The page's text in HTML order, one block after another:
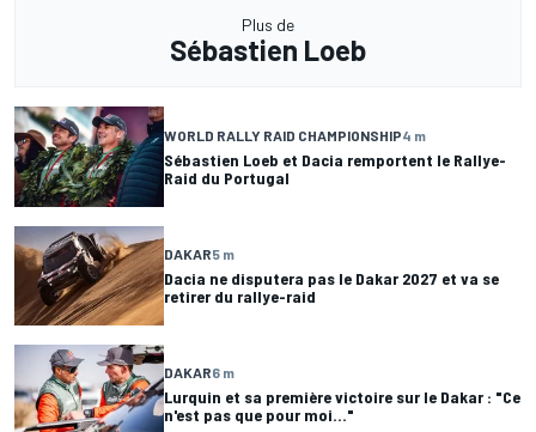
Plus de
Sébastien Loeb
WORLD RALLY RAID CHAMPIONSHIP4 m
Sébastien Loeb et Dacia remportent le Rallye-
Raid du Portugal
DAKAR5 m
Dacia ne disputera pas le Dakar 2027 et va se
retirer du rallye-raid
DAKAR6 m
Lurquin et sa première victoire sur le Dakar : "Ce
n'est pas que pour moi..."